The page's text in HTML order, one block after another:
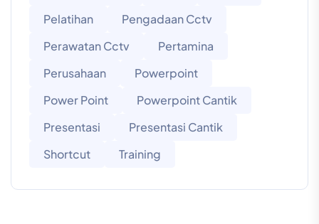
Pelatihan
Pengadaan Cctv
Perawatan Cctv
Pertamina
Perusahaan
Powerpoint
Power Point
Powerpoint Cantik
Presentasi
Presentasi Cantik
Shortcut
Training